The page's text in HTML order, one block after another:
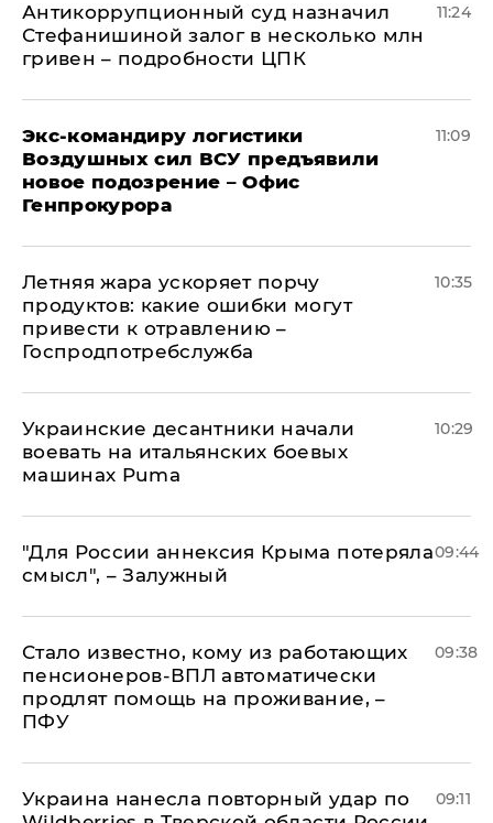
Антикоррупционный суд назначил
Стефанишиной залог в несколько млн
гривен – подробности ЦПК
11:24
Экс-командиру логистики
Воздушных сил ВСУ предъявили
новое подозрение – Офис
Генпрокурора
11:09
Летняя жара ускоряет порчу
продуктов: какие ошибки могут
привести к отравлению –
Госпродпотребслужба
10:35
Украинские десантники начали
воевать на итальянских боевых
машинах Puma
10:29
"Для России аннексия Крыма потеряла
смысл", – Залужный
09:44
Стало известно, кому из работающих
пенсионеров-ВПЛ автоматически
продлят помощь на проживание, –
ПФУ
09:38
Украина нанесла повторный удар по
09:11